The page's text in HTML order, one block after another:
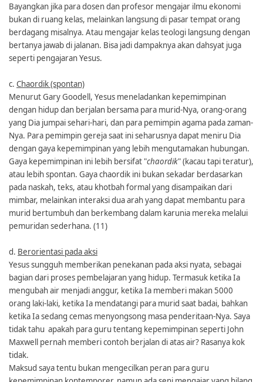
Bayangkan jika para dosen dan profesor mengajar ilmu ekonomi
bukan di ruang kelas, melainkan langsung di pasar tempat orang
berdagang misalnya. Atau mengajar kelas teologi langsung dengan
bertanya jawab di jalanan. Bisa jadi dampaknya akan dahsyat juga
seperti pengajaran Yesus.
c. Chaordik (spontan)
Menurut Gary Goodell, Yesus meneladankan kepemimpinan
dengan hidup dan berjalan bersama para murid-Nya, orang-orang
yang Dia jumpai sehari-hari, dan para pemimpin agama pada zaman-
Nya. Para pemimpin gereja saat ini seharusnya dapat meniru Dia
dengan gaya kepemimpinan yang lebih mengutamakan hubungan.
Gaya kepemimpinan ini lebih bersifat "chaordik" (kacau tapi teratur),
atau lebih spontan. Gaya chaordik ini bukan sekadar berdasarkan
pada naskah, teks, atau khotbah formal yang disampaikan dari
mimbar, melainkan interaksi dua arah yang dapat membantu para
murid bertumbuh dan berkembang dalam karunia mereka melalui
pemuridan sederhana. (11)
d. Berorientasi pada aksi
Yesus sungguh memberikan penekanan pada aksi nyata, sebagai
bagian dari proses pembelajaran yang hidup. Termasuk ketika Ia
mengubah air menjadi anggur, ketika Ia memberi makan 5000
orang laki-laki, ketika Ia mendatangi para murid saat badai, bahkan
ketika Ia sedang cemas menyongsong masa penderitaan-Nya. Saya
tidak tahu apakah para guru tentang kepemimpinan seperti John
Maxwell pernah memberi contoh berjalan di atas air? Rasanya kok
tidak.
Maksud saya tentu bukan mengecilkan peran para guru